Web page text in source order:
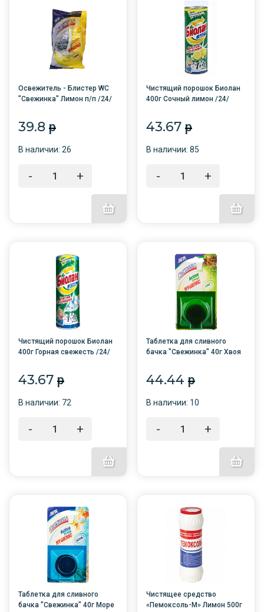
Освежитель - Блистер WC
"Свежинка" Лимон п/п /24/
39.8 p
В наличии: 26
- +
Чистящий порошок Биолан
400г Сочный лимон /24/
43.67p
В наличии: 85
- +
Чистящий порошок Биолан
400г Горная свежесть /24/
43.67 p
В наличии: 72
- +
Таблетка для сливного
бачка "Свежинка" 40г Хвоя
44.44p
В наличии: 10
- +
Таблетка для сливного
бачка "Свежинка" 40г Море
Чистящее средство
«Пемоксоль-М» Лимон 500г